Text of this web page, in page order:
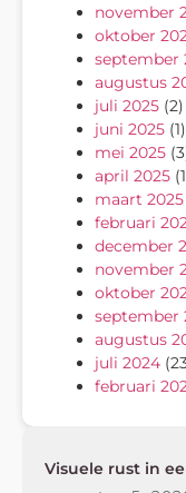
november
oktober
september
augustus
juli 2025 (2)
juni 2025 (1)
mei 2025
april 2025
maart 2025
februari
december
november
oktober
september
augustus
juli 2024
februari
Visuele rust in